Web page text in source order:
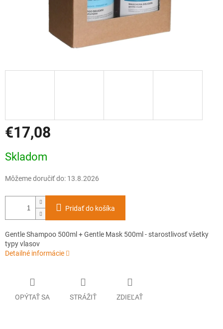
€17,08
cena:
Skladom
Môžeme doručiť do: 13.8.2026
Pridať do košíka
Gentle Shampoo 500ml + Gentle Mask 500ml - starostlivosť všetky
typy vlasov
Detailné informácie
OPÝTAŤ SA STRÁŽIŤ ZDIEĽAŤ